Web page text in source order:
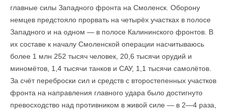
главные силы Западного фронта на Смоленск. Оборону
немцев предстояло прорвать на четырёх участках в полосе
Западного и на одном — в полосе Калининского фронтов. В
их составе к началу Смоленской операции насчитываюсь
более 1 млн 252 тысяч человек, 20,6 тысячи орудий и
миномётов, 1,4 тысячи танков и САУ, 1,1 тысячи самолётов.
За счёт переброски сил и средств с второстепенных участков
фронта на направления главного удара было достигнуто
превосходство над противником в живой силе — в 2—4 раза,